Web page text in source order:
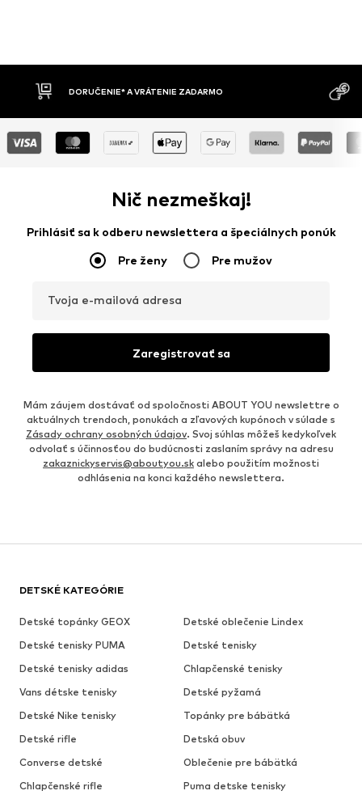
DORUČENIE* A VRÁTENIE ZADARMO
Nič nezmeškaj!
Prihlásiť sa k odberu newslettera a špeciálnych ponúk
Pre ženy Pre mužov
Tvoja e-mailová adresa
Zaregistrovať sa
Mám záujem dostávať od spoločnosti ABOUT YOU newslettre o
aktuálnych trendoch, ponukách a zľavových kupónoch v súlade s
Zásady ochrany osobných údajov. Svoj súhlas môžeš kedykoľvek
odvolať s účinnosťou do budúcnosti zaslaním správy na adresu
zakaznickyservis@aboutyou.sk alebo použitím možnosti
odhlásenia na konci každého newslettera.
DETSKÉ KATEGÓRIE
Detské topánky GEOX
Detské oblečenie Lindex
Detské tenisky PUMA
Detské tenisky
Detské tenisky adidas
Chlapčenské tenisky
Vans détske tenisky
Detské pyžamá
Detské Nike tenisky
Topánky pre bábätká
Detské rifle
Detská obuv
Converse detské
Oblečenie pre bábätká
Chlapčenské rifle
Puma detske tenisky